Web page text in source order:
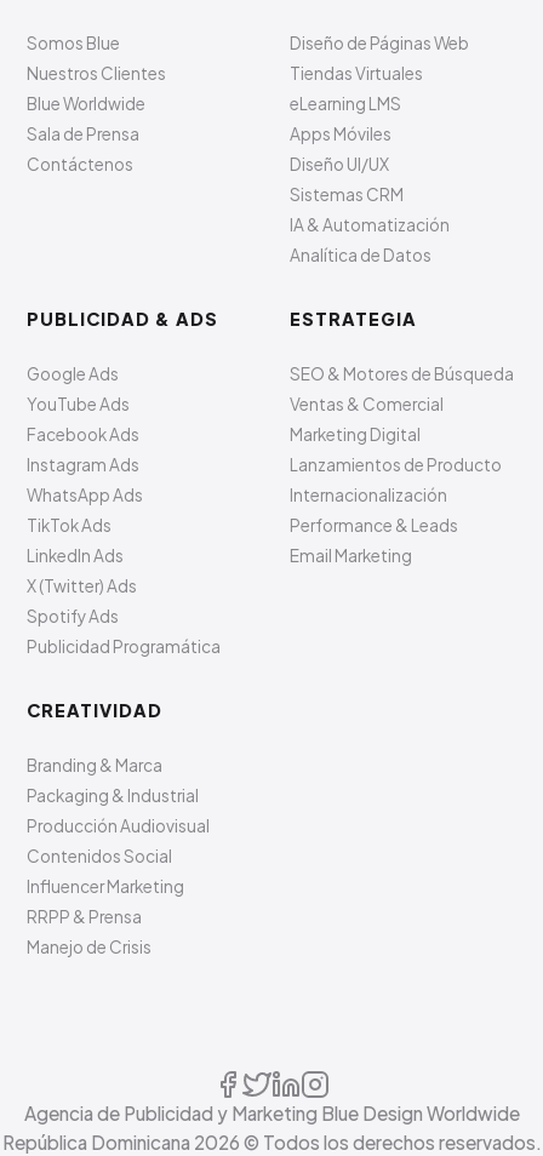
Somos Blue
Nuestros Clientes
Blue Worldwide
Sala de Prensa
Contáctenos
Diseño de Páginas Web
Tiendas Virtuales
eLearning LMS
Apps Móviles
Diseño UI/UX
Sistemas CRM
IA & Automatización
Analítica de Datos
PUBLICIDAD & ADS
Google Ads
YouTube Ads
Facebook Ads
Instagram Ads
WhatsApp Ads
TikTok Ads
LinkedIn Ads
X (Twitter) Ads
Spotify Ads
Publicidad Programática
ESTRATEGIA
SEO & Motores de Búsqueda
Ventas & Comercial
Marketing Digital
Lanzamientos de Producto
Internacionalización
Performance & Leads
Email Marketing
CREATIVIDAD
Branding & Marca
Packaging & Industrial
Producción Audiovisual
Contenidos Social
Influencer Marketing
RRPP & Prensa
Manejo de Crisis
Agencia de Publicidad y Marketing Blue Design Worldwide
República Dominicana 2026 © Todos los derechos reservados.